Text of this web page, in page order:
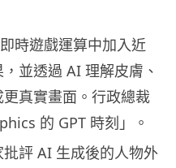
時遊戲運算中加入近
並透過 AI 理解皮膚、
真實畫面。行政總裁
的 GPT 時刻」。
評 AI 生成後的人物外